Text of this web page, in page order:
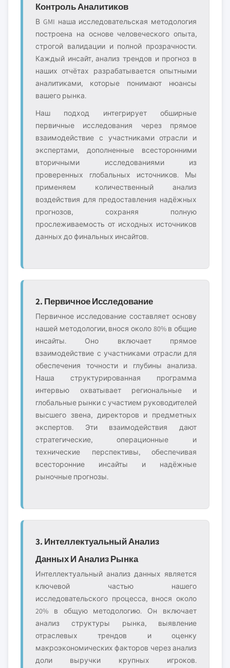
Контроль Аналитиков
В GMI наша исследовательская методология
построена на основе человеческого опыта,
строгой валидации и полной прозрачности.
Каждый инсайт, анализ трендов и прогноз в
наших отчётах разрабатывается опытными
аналитиками, которые понимают нюансы
вашего рынка.
Наш подход интегрирует обширные
первичные исследования через прямое
взаимодействие с участниками отрасли и
экспертами, дополненные всесторонними
вторичными исследованиями из
проверенных глобальных источников. Мы
применяем количественный анализ
воздействия для предоставления надёжных
прогнозов, сохраняя полную
прослеживаемость от исходных источников
данных до финальных инсайтов.
2. Первичное Исследование
Первичное исследование составляет основу
нашей методологии, внося около 80% в общие
инсайты. Оно включает прямое
взаимодействие с участниками отрасли для
обеспечения точности и глубины анализа.
Наша структурированная программа
интервью охватывает региональные и
глобальные рынки с участием руководителей
высшего звена, директоров и предметных
экспертов. Эти взаимодействия дают
стратегические, операционные и
технические перспективы, обеспечивая
всесторонние инсайты и надёжные
рыночные прогнозы.
3. Интеллектуальный Анализ
Данных И Анализ Рынка
Интеллектуальный анализ данных является
ключевой частью нашего
исследовательского процесса, внося около
20% в общую методологию. Он включает
анализ структуры рынка, выявление
отраслевых трендов и оценку
макроэкономических факторов через анализ
доли выручки крупных игроков.